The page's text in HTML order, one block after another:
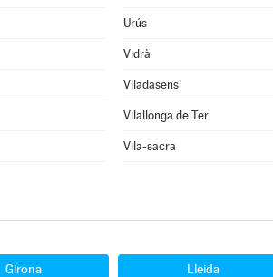
Urús
Vidrà
Viladasens
Vilallonga de Ter
Vila-sacra
Girona Lleida